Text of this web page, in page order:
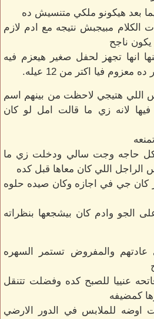
بعد هيكونو ملكي متنسيش ده
مبيجبش نتيجه مع ادم لازم
يكون ناجح
انها تجهز لحفل صغير هيعزم فيه
فيا اكتر من 12 عيله.
اللي هتيجي لاحظت من بينهم اسم
لانه زي ما قالت امل لو كان
حاجه وجت سالي ودخلت زي ما
الراجل اللي كان معاها قبل كده
كان جي في اجازه وكان صيده حلوه
الجو وادم كان بيشجعها بنظراته
بدأ الساعه 11 زي عادتهم والمفروض تستمر السهره
عنييا للصبح كده وفضلت تتنقل
كمضيفه
اوضه للملابس في الدور الارضي